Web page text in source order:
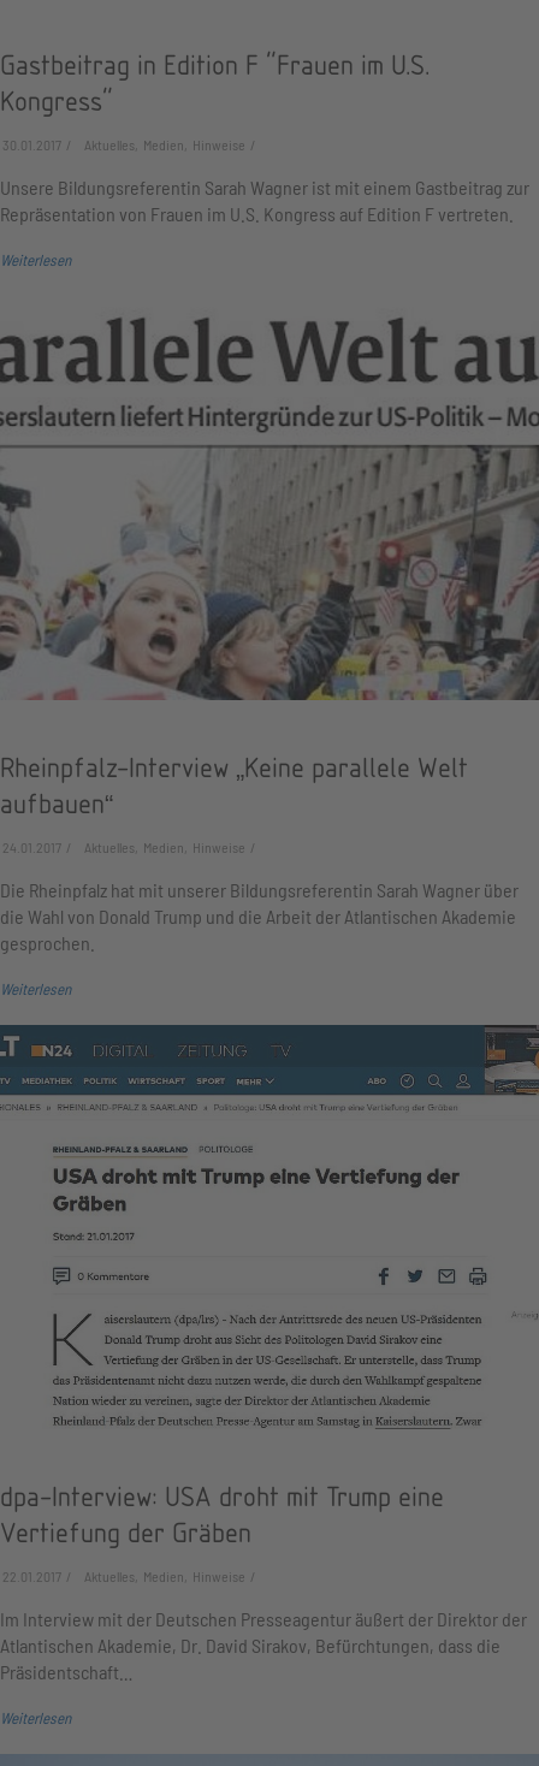
Gastbeitrag in Edition F "Frauen im U.S.
Kongress"
30.01.2017 Aktuelles, Medien, Hinweise
Unsere Bildungsreferentin Sarah Wagner ist mit einem Gastbeitrag zur
Repräsentation von Frauen im U.S. Kongress auf Edition F vertreten.
Weiterlesen
Rheinpfalz-Interview „Keine parallele Welt
aufbauen“
24.01.2017 Aktuelles, Medien, Hinweise
Die Rheinpfalz hat mit unserer Bildungsreferentin Sarah Wagner über
die Wahl von Donald Trump und die Arbeit der Atlantischen Akademie
gesprochen.
Weiterlesen
dpa-Interview: USA droht mit Trump eine
Vertiefung der Gräben
22.01.2017 Aktuelles, Medien, Hinweise
Im Interview mit der Deutschen Presseagentur äußert der Direktor der
Atlantischen Akademie, Dr. David Sirakov, Befürchtungen, dass die
Präsidentschaft…
Weiterlesen